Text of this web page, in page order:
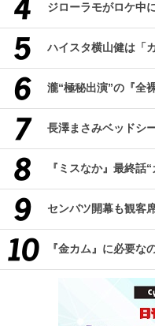
ジローラモがロケ中
ハイスタ横山健は「
瀧“極秘出演”の『全
長澤まさみベッドシ
『ミスなか』最終話
センバツ開幕も観客
『金カム』に必要な